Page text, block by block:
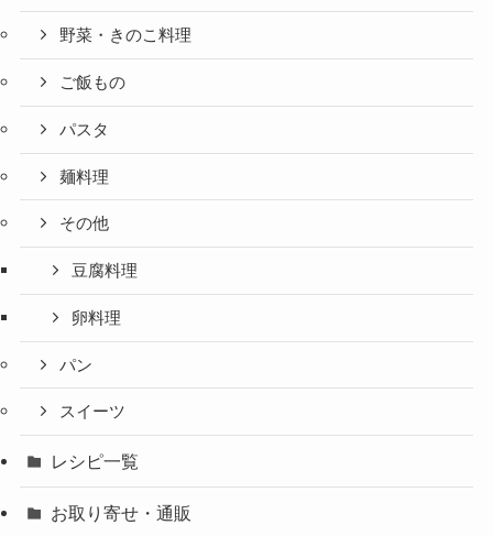
野菜・きのこ料理
ご飯もの
パスタ
麺料理
その他
豆腐料理
卵料理
パン
スイーツ
レシピ一覧
お取り寄せ・通販